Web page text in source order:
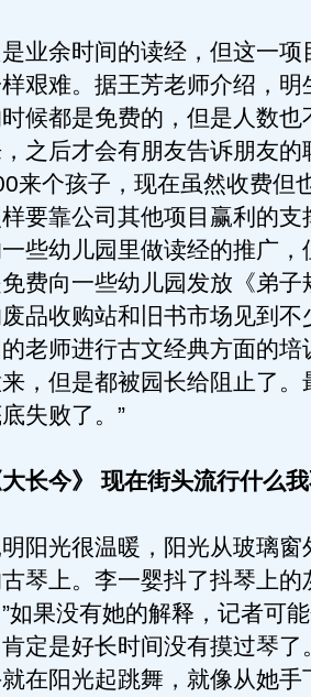
余时间的读经，但这一项
艰难。据王芳老师介绍，明
候都是免费的，但是人数也
之后才会有朋友告诉朋友的
来个孩子，现在虽然收费但
要靠公司其他项目赢利的支
些幼儿园里做读经的推广，
费向一些幼儿园发放《弟子
品收购站和旧书市场见到不
老师进行古文经典方面的培
，但是都被园长给阻止了。
失败了。”
长今》 现在街头流行什么
光很温暖，阳光从玻璃窗
琴上。李一婴抖了抖琴上的
如果没有她的解释，记者可
定是好长时间没有摸过琴了
在阳光起跳舞，就像从她手